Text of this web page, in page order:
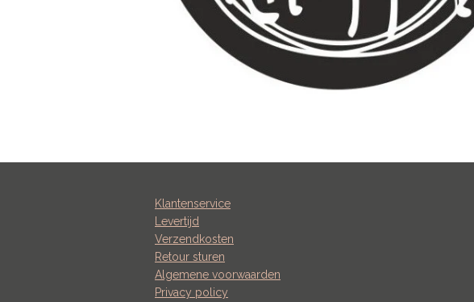
Klantenservice
Levertijd
Verzendkosten
Retour sturen
Algemene voorwaarden
Privacy policy